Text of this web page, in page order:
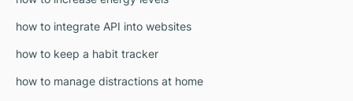
how to integrate API into websites
how to keep a habit tracker
how to manage distractions at home